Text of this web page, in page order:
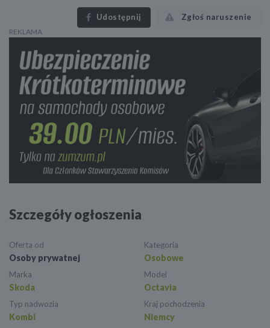
Udostępnij Zgłoś naruszenie
REKLAMA
Szczegóły ogłoszenia
Oferta od
Osoby prywatnej
Kategoria
Osobowe
Marka
Skoda
Model
Octavia
Typ nadwozia
Kombi
Kraj pochodzenia
Niemcy